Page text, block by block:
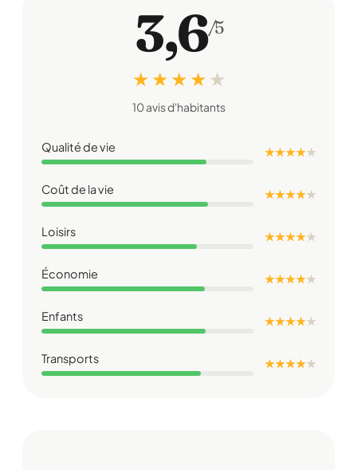
3,6/5
★ ★ ★ ★ ★
10 avis d'habitants
Qualité de vie ★ ★ ★ ★★
Coût de la vie ★ ★ ★ ★★
Loisirs ★ ★ ★ ★★
Économie ★ ★ ★ ★★
Enfants ★ ★ ★ ★★
Transports ★ ★ ★ ★★